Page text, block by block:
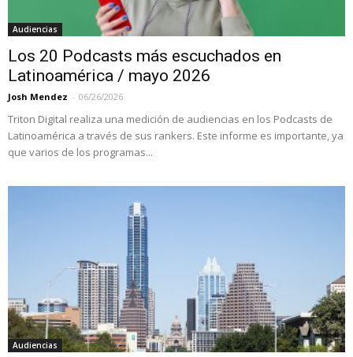
Audiencias
Los 20 Podcasts más escuchados en
Latinoamérica / mayo 2026
Josh Mendez - 06/26/2026
Triton Digital realiza una medición de audiencias en los Podcasts de
Latinoamérica a través de sus rankers. Este informe es importante, ya
que varios de los programas...
Audiencias